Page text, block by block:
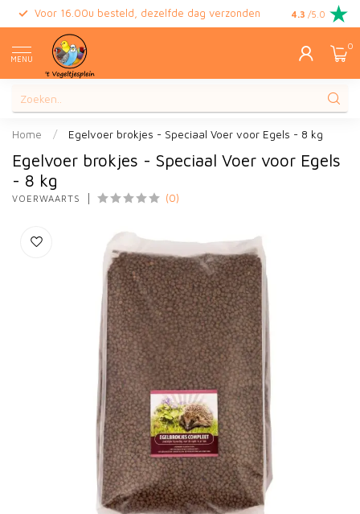
Voor 16.00u besteld, dezelfde dag verzonden Gratis
4.3 /5.0
MENU
0
Home / Egelvoer brokjes - Speciaal Voer voor Egels - 8 kg
Egelvoer brokjes - Speciaal Voer voor Egels
- 8 kg
VOERWAARTS (0)